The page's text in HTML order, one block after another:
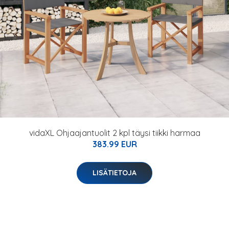
vidaXL Ohjaajantuolit 2 kpl täysi tiikki harmaa
383.99 EUR
LISÄTIETOJA